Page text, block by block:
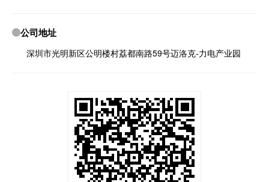
公司地址
深圳市光明新区公明楼村荔都南路59号迈洛克-力电产业园